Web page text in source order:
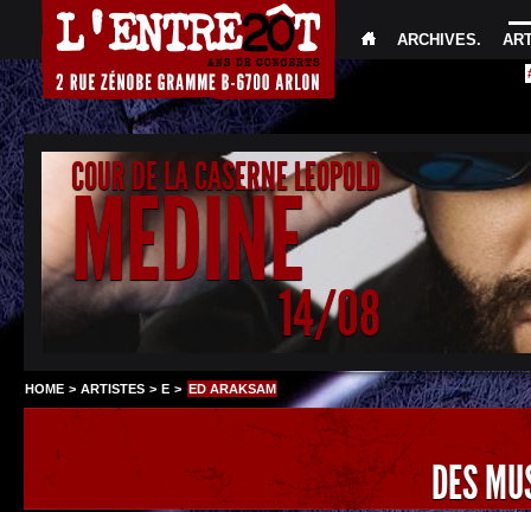
ARCHIVES.
COUR DE LA CASERNE LEOPOLD
MEDINE
14/08
HOME > ARTISTES > E > ED ARAKSAM
DES